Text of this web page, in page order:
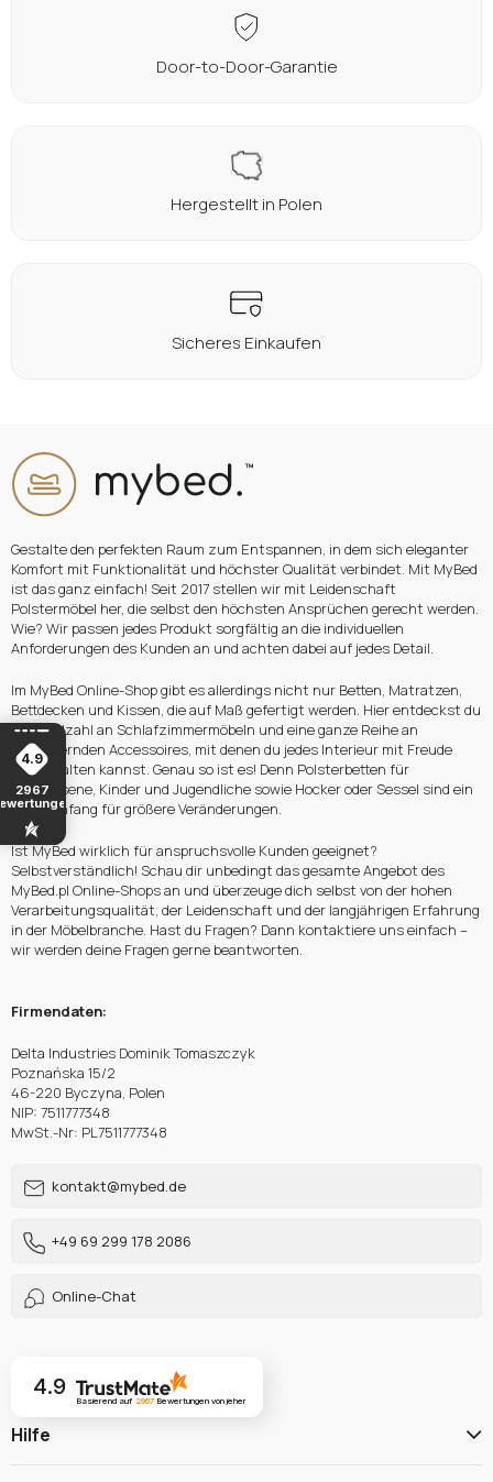
Door-to-Door-Garantie
Hergestellt in Polen
Sicheres Einkaufen
Gestalte den perfekten Raum zum Entspannen, in dem sich eleganter
Komfort mit Funktionalität und höchster Qualität verbindet. Mit MyBed
ist das ganz einfach! Seit 2017 stellen wir mit Leidenschaft
Polstermöbel her, die selbst den höchsten Ansprüchen gerecht werden.
Wie? Wir passen jedes Produkt sorgfältig an die individuellen
Anforderungen des Kunden an und achten dabei auf jedes Detail.
Im MyBed Online-Shop gibt es allerdings nicht nur Betten, Matratzen,
Bettdecken und Kissen, die auf Maß gefertigt werden. Hier entdeckst du
eine Vielzahl an Schlafzimmermöbeln und eine ganze Reihe an
bezaubernden Accessoires, mit denen du jedes Interieur mit Freude
umgestalten kannst. Genau so ist es! Denn Polsterbetten für
Erwachsene, Kinder und Jugendliche sowie Hocker oder Sessel sind ein
guter Anfang für größere Veränderungen.
Ist MyBed wirklich für anspruchsvolle Kunden geeignet?
Selbstverständlich! Schau dir unbedingt das gesamte Angebot des
MyBed.pl Online-Shops an und überzeuge dich selbst von der hohen
Verarbeitungsqualität, der Leidenschaft und der langjährigen Erfahrung
in der Möbelbranche. Hast du Fragen? Dann kontaktiere uns einfach –
wir werden deine Fragen gerne beantworten.
Firmendaten:
Delta Industries Dominik Tomaszczyk
Poznańska 15/2
46-220 Byczyna, Polen
NIP: 7511777348
MwSt.-Nr: PL7511777348
kontakt@mybed.de
+49 69 299 178 2086
Online-Chat
4.9
Basierend auf 2967Bewertungen von jeher
4.9
2967
Hilfe